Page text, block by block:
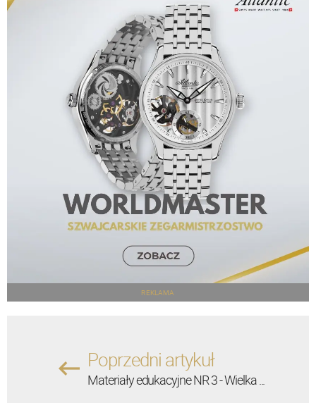
REKLAMA
Poprzedni artykuł
Materiały edukacyjne NR 3 - Wielka ...